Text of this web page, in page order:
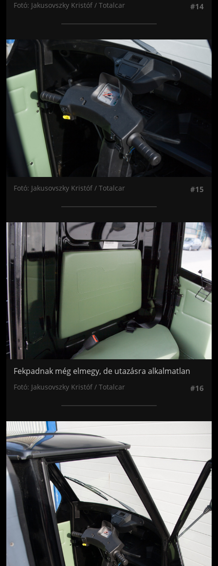
Fotó: Jakusovszky Kristóf / Totalcar #14
Jön még kép!
Fotó: Jakusovszky Kristóf / Totalcar #15
Jön még kép!
Fekpadnak még elmegy, de utazásra alkalmatlan
Fotó: Jakusovszky Kristóf / Totalcar #16
Jön még kép!